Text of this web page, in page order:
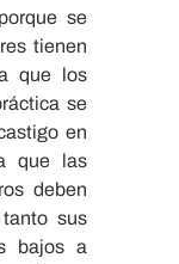
se
tienen
que los
se
en
que las
deben
sus
bajos a